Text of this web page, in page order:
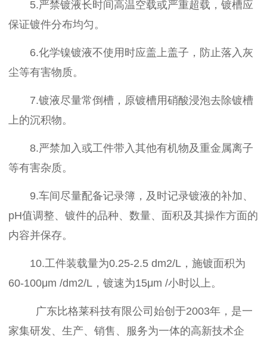
5.严禁镀液长时间高温空载或严重超载，镀槽应
保证镀件分布均匀。
6.化学镍镀液不使用时应盖上盖子，防止落入灰
尘等有害物质。
7.镀液尽量常倒槽，原镀槽用硝酸浸泡去除镀槽
上的沉积物。
8.严禁加入或工件带入其他有机物及重金属离子
等有害杂质。
9.车间尽量配备记录簿，及时记录镀液的补加、
pH值调整、镀件的品种、数量、面积及其操作方面的
内容并保存。
10.工件装载量为0.25-2.5 dm2/L，施镀面积为
60-100μm /dm2/L，镀速为15μm /小时以上。
广东比格莱科技有限公司始创于2003年，是一
家集研发、生产、销售、服务为一体的高新技术企